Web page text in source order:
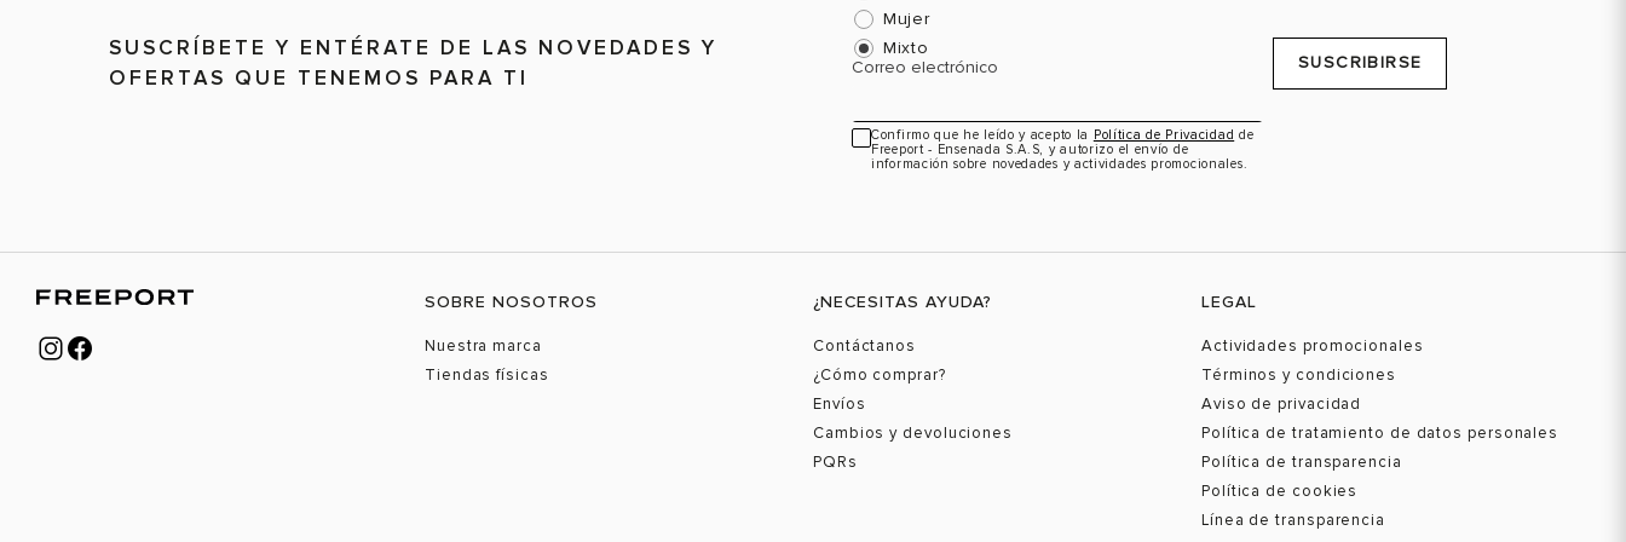
SUSCRÍBETE Y ENTÉRATE DE LAS NOVEDADES Y
OFERTAS QUE TENEMOS PARA TI
Mujer
Mixto
Correo electrónico
Confirmo que he leído y acepto la Política de Privacidad de
Freeport - Ensenada S.A.S, y autorizo el envío de
información sobre novedades y actividades promocionales.
SUSCRIBIRSE
SOBRE NOSOTROS
Nuestra marca
Tiendas físicas
¿NECESITAS AYUDA?
Contáctanos
¿Cómo comprar?
Envíos
Cambios y devoluciones
PQRs
LEGAL
Actividades promocionales
Términos y condiciones
Aviso de privacidad
Política de tratamiento de datos personales
Política de transparencia
Política de cookies
Línea de transparencia